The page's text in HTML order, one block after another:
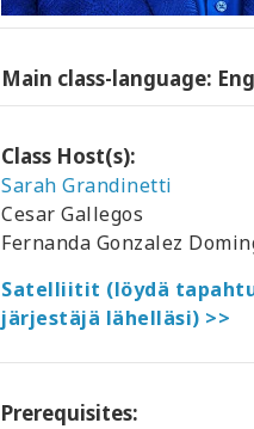
Main class-language:
Class Host(s):
Sarah Grandinetti
Cesar Gallegos
Fernanda Gonzalez
Satelliitit (löydä
järjestäjä lähelläsi) >>
Prerequisites: